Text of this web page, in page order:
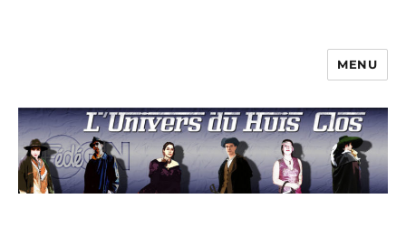
MENU